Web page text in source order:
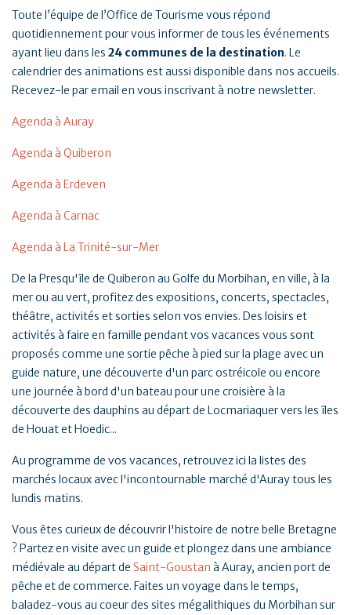
Toute l’équipe de l’Office de Tourisme vous répond
quotidiennement pour vous informer de tous les événements
ayant lieu dans les 24 communes de la destination. Le
calendrier des animations est aussi disponible dans nos accueils.
Recevez-le par email en vous inscrivant à notre newsletter.
Agenda à Auray
Agenda à Quiberon
Agenda à Erdeven
Agenda à Carnac
Agenda à La Trinité-sur-Mer
De la Presqu'île de Quiberon au Golfe du Morbihan, en ville, à la
mer ou au vert, profitez des expositions, concerts, spectacles,
théâtre, activités et sorties selon vos envies. Des loisirs et
activités à faire en famille pendant vos vacances vous sont
proposés comme une sortie pêche à pied sur la plage avec un
guide nature, une découverte d'un parc ostréicole ou encore
une journée à bord d'un bateau pour une croisière à la
découverte des dauphins au départ de Locmariaquer vers les îles
de Houat et Hoedic...
Au programme de vos vacances, retrouvez ici la listes des
marchés locaux avec l'incontournable marché d'Auray tous les
lundis matins.
Vous êtes curieux de découvrir l'histoire de notre belle Bretagne
? Partez en visite avec un guide et plongez dans une ambiance
médiévale au départ de Saint-Goustan à Auray, ancien port de
pêche et de commerce. Faites un voyage dans le temps,
baladez-vous au coeur des sites mégalithiques du Morbihan sur